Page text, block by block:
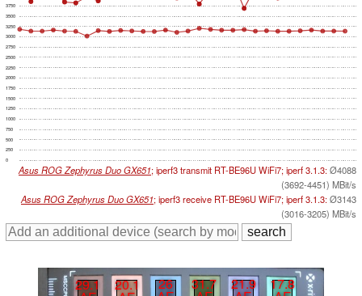
0
250
500
750
1000
1250
1500
1750
2000
2250
2500
2750
3000
3250
3500
3750
Asus ROG Zephyrus Duo GX651; iperf3 transmit RT-BE96U WiFi7; iperf 3.1.3:Ø4088
(3692-4451) MBit/s
Asus ROG Zephyrus Duo GX651; iperf3 receive RT-BE96U WiFi7; iperf 3.1.3:Ø3143
(3016-3205) MBit/s
29.1 20.1 26 31.7 21.9 17.8